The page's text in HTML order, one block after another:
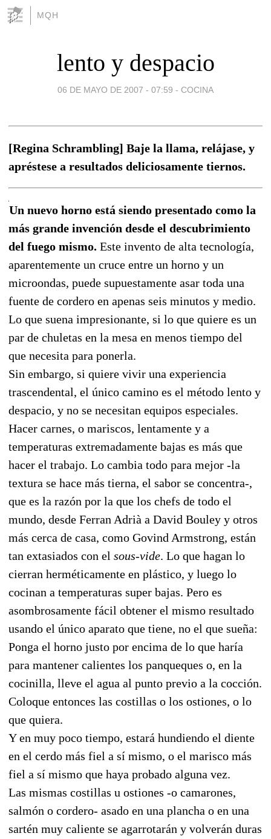
MQH
lento y despacio
06 DE MAYO DE 2007 - 07:59 - COCINA
[Regina Schrambling] Baje la llama, relájase, y
apréstese a resultados deliciosamente tiernos.
Un nuevo horno está siendo presentado como la
más grande invención desde el descubrimiento
del fuego mismo. Este invento de alta tecnología,
aparentemente un cruce entre un horno y un
microondas, puede supuestamente asar toda una
fuente de cordero en apenas seis minutos y medio.
Lo que suena impresionante, si lo que quiere es un
par de chuletas en la mesa en menos tiempo del
que necesita para ponerla.
Sin embargo, si quiere vivir una experiencia
trascendental, el único camino es el método lento y
despacio, y no se necesitan equipos especiales.
Hacer carnes, o mariscos, lentamente y a
temperaturas extremadamente bajas es más que
hacer el trabajo. Lo cambia todo para mejor -la
textura se hace más tierna, el sabor se concentra-,
que es la razón por la que los chefs de todo el
mundo, desde Ferran Adrià a David Bouley y otros
más cerca de casa, como Govind Armstrong, están
tan extasiados con el sous-vide. Lo que hagan lo
cierran herméticamente en plástico, y luego lo
cocinan a temperaturas super bajas. Pero es
asombrosamente fácil obtener el mismo resultado
usando el único aparato que tiene, no el que sueña:
Ponga el horno justo por encima de lo que haría
para mantener calientes los panqueques o, en la
cocinilla, lleve el agua al punto previo a la cocción.
Coloque entonces las costillas o los ostiones, o lo
que quiera.
Y en muy poco tiempo, estará hundiendo el diente
en el cerdo más fiel a sí mismo, o el marisco más
fiel a sí mismo que haya probado alguna vez.
Las mismas costillas u ostiones -o camarones,
salmón o cordero- asado en una plancha o en una
sartén muy caliente se agarrotarán y volverán duras